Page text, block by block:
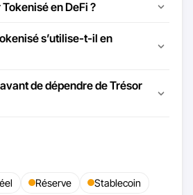
en DeFi ?
s’utilise-t-il en
de dépendre de Trésor
Réserve
Stablecoin